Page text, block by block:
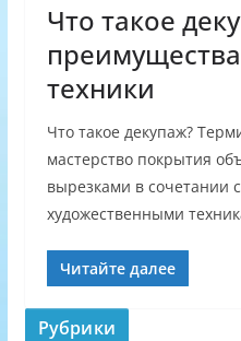
Что такое
техники
Что такое декупаж?
мастерство покрытия
вырезками в сочетании
художественными
Читайте далее
Рубрики